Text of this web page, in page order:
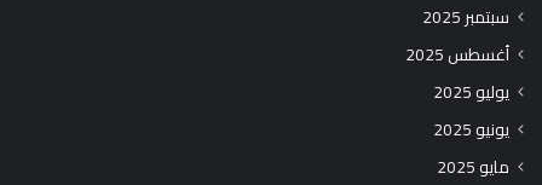
سبتمبر 2025
أغسطس 2025
يوليو 2025
يونيو 2025
مايو 2025